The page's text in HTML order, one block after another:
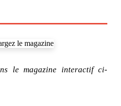
le magazine interactif ci-